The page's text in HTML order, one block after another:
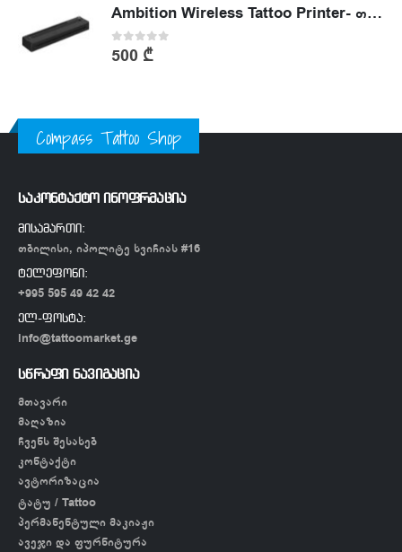
Ambition Wireless Tattoo Printer- თერმული პრინტერი
0out of 5
500 ₾
Compass Tattoo Shop
საკონტაქტო ინოფრმაცია
მისამართი:
თბილისი, იპოლიტე ხვიჩიას #16
ტელეფონი:
+995 595 49 42 42
ელ-ფოსტა:
info@tattoomarket.ge
სწრაფი ნავიგაცია
მთავარი
მაღაზია
ჩვენს შესახებ
კონტაქტი
ავტორიზაცია
ტატუ / Tattoo
პერმანენტული მაკიაჟი
ავეჯი და ფურნიტურა